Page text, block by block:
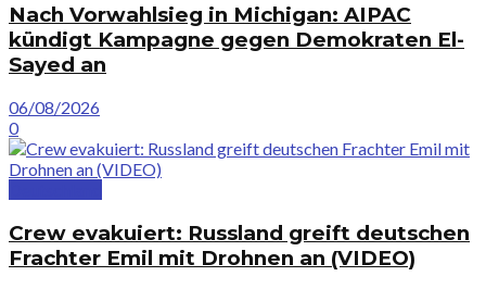
Nach Vorwahlsieg in Michigan: AIPAC
kündigt Kampagne gegen Demokraten El-
Sayed an
06/08/2026
0
Crew evakuiert: Russland greift deutschen
Frachter Emil mit Drohnen an (VIDEO)